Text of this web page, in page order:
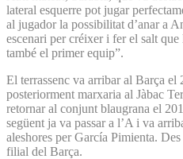
lateral esquerre pot jugar
al jugador la possibilitat d’anar a
escenari per créixer i fer el salt
també el primer equip”.
El terrassenc va arribar al Barça el
posteriorment marxaria al Jàbac
retornar al conjunt blaugrana el
següent ja va passar a l’A i va
aleshores per García Pimienta.
filial del Barça.